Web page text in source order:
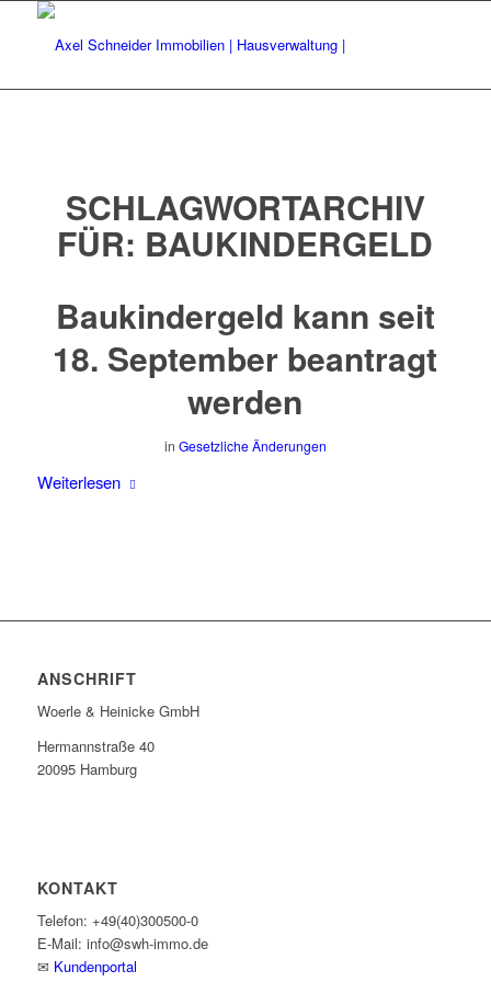
SCHLAGWORTARCHIV
FÜR: BAUKINDERGELD
Baukindergeld kann seit
18. September beantragt
werden
in Gesetzliche Änderungen
Weiterlesen
ANSCHRIFT
Woerle & Heinicke GmbH
Hermannstraße 40
20095 Hamburg
KONTAKT
Telefon: +49(40)300500-0
E-Mail: info@swh-immo.de
✉ Kundenportal